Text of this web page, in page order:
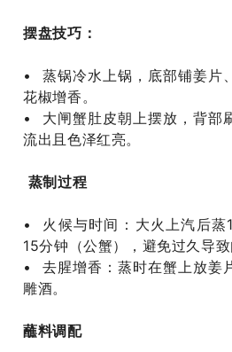
摆盘技巧‌：
• 蒸锅冷水上锅，底部铺姜片
花椒增香‌。
• 大闸蟹‌肚皮朝上‌摆放，背部
流出且色泽红亮‌。
蒸制过程 ‌
• 火候与时间‌：大火上汽后蒸
15分钟（公蟹），避免过久导致
• 去腥增香‌：蒸时在蟹上放姜
雕酒‌。
蘸料调配 ‌